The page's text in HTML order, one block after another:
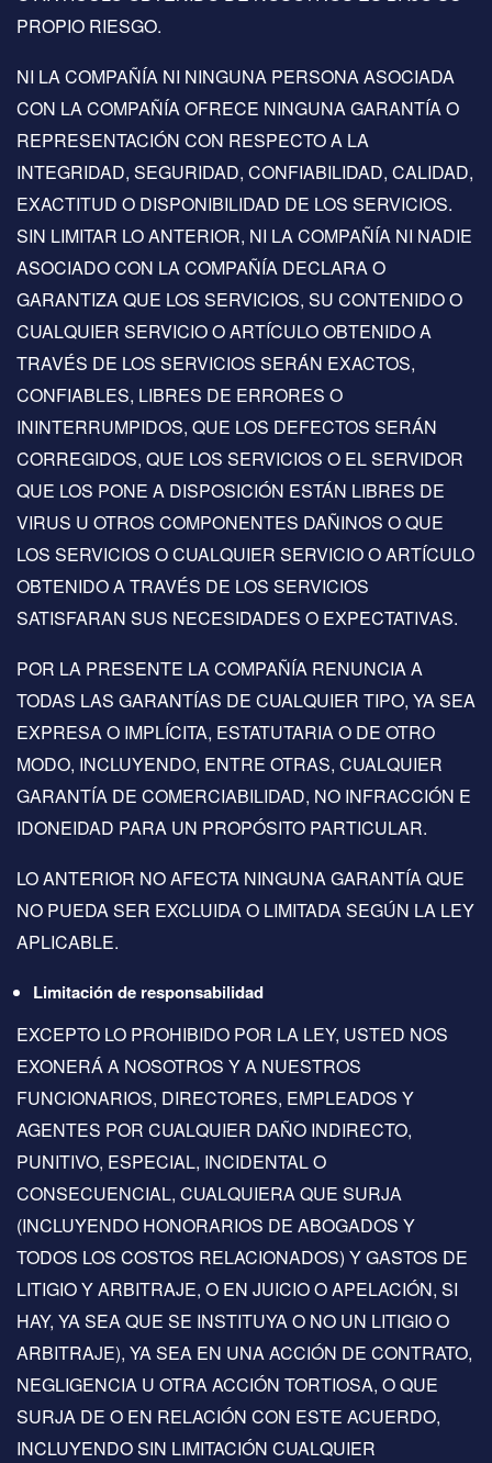
PROPIO RIESGO.
NI LA COMPAÑÍA NI NINGUNA PERSONA ASOCIADA
CON LA COMPAÑÍA OFRECE NINGUNA GARANTÍA O
REPRESENTACIÓN CON RESPECTO A LA
INTEGRIDAD, SEGURIDAD, CONFIABILIDAD, CALIDAD,
EXACTITUD O DISPONIBILIDAD DE LOS SERVICIOS.
SIN LIMITAR LO ANTERIOR, NI LA COMPAÑÍA NI NADIE
ASOCIADO CON LA COMPAÑÍA DECLARA O
GARANTIZA QUE LOS SERVICIOS, SU CONTENIDO O
CUALQUIER SERVICIO O ARTÍCULO OBTENIDO A
TRAVÉS DE LOS SERVICIOS SERÁN EXACTOS,
CONFIABLES, LIBRES DE ERRORES O
ININTERRUMPIDOS, QUE LOS DEFECTOS SERÁN
CORREGIDOS, QUE LOS SERVICIOS O EL SERVIDOR
QUE LOS PONE A DISPOSICIÓN ESTÁN LIBRES DE
VIRUS U OTROS COMPONENTES DAÑINOS O QUE
LOS SERVICIOS O CUALQUIER SERVICIO O ARTÍCULO
OBTENIDO A TRAVÉS DE LOS SERVICIOS
SATISFARAN SUS NECESIDADES O EXPECTATIVAS.
POR LA PRESENTE LA COMPAÑÍA RENUNCIA A
TODAS LAS GARANTÍAS DE CUALQUIER TIPO, YA SEA
EXPRESA O IMPLÍCITA, ESTATUTARIA O DE OTRO
MODO, INCLUYENDO, ENTRE OTRAS, CUALQUIER
GARANTÍA DE COMERCIABILIDAD, NO INFRACCIÓN E
IDONEIDAD PARA UN PROPÓSITO PARTICULAR.
LO ANTERIOR NO AFECTA NINGUNA GARANTÍA QUE
NO PUEDA SER EXCLUIDA O LIMITADA SEGÚN LA LEY
APLICABLE.
Limitación de responsabilidad
EXCEPTO LO PROHIBIDO POR LA LEY, USTED NOS
EXONERÁ A NOSOTROS Y A NUESTROS
FUNCIONARIOS, DIRECTORES, EMPLEADOS Y
AGENTES POR CUALQUIER DAÑO INDIRECTO,
PUNITIVO, ESPECIAL, INCIDENTAL O
CONSECUENCIAL, CUALQUIERA QUE SURJA
(INCLUYENDO HONORARIOS DE ABOGADOS Y
TODOS LOS COSTOS RELACIONADOS) Y GASTOS DE
LITIGIO Y ARBITRAJE, O EN JUICIO O APELACIÓN, SI
HAY, YA SEA QUE SE INSTITUYA O NO UN LITIGIO O
ARBITRAJE), YA SEA EN UNA ACCIÓN DE CONTRATO,
NEGLIGENCIA U OTRA ACCIÓN TORTIOSA, O QUE
SURJA DE O EN RELACIÓN CON ESTE ACUERDO,
INCLUYENDO SIN LIMITACIÓN CUALQUIER